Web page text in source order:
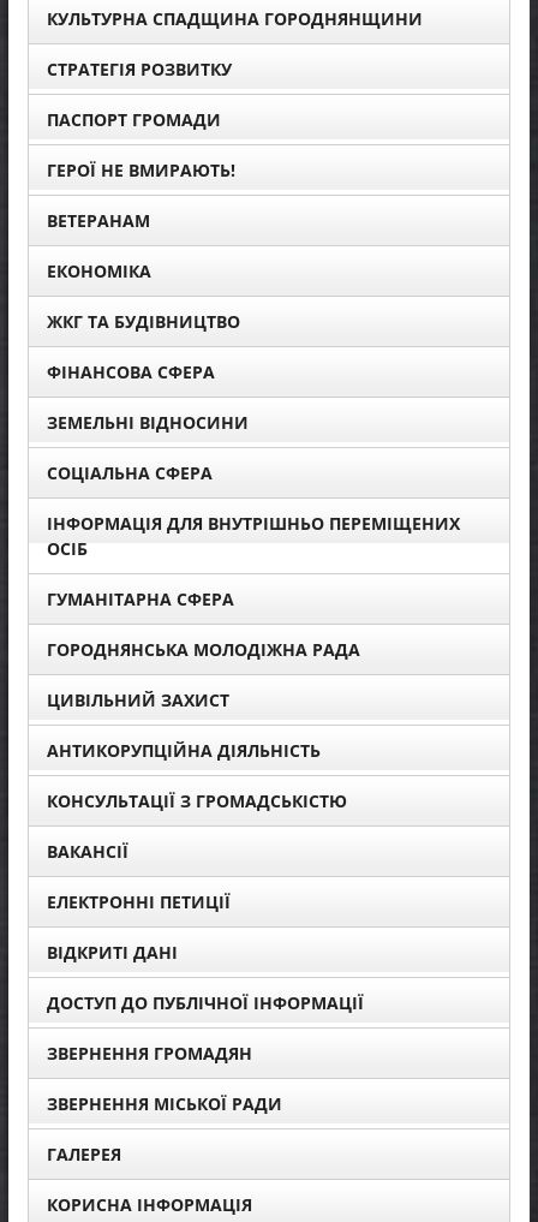
КУЛЬТУРНА СПАДЩИНА ГОРОДНЯНЩИНИ
СТРАТЕГІЯ РОЗВИТКУ
ПАСПОРТ ГРОМАДИ
ГЕРОЇ НЕ ВМИРАЮТЬ!
ВЕТЕРАНАМ
ЕКОНОМІКА
ЖКГ ТА БУДІВНИЦТВО
ФІНАНСОВА СФЕРА
ЗЕМЕЛЬНІ ВІДНОСИНИ
СОЦІАЛЬНА СФЕРА
ІНФОРМАЦІЯ ДЛЯ ВНУТРІШНЬО ПЕРЕМІЩЕНИХ
ОСІБ
ГУМАНІТАРНА СФЕРА
ГОРОДНЯНСЬКА МОЛОДІЖНА РАДА
ЦИВІЛЬНИЙ ЗАХИСТ
АНТИКОРУПЦІЙНА ДІЯЛЬНІСТЬ
КОНСУЛЬТАЦІЇ З ГРОМАДСЬКІСТЮ
ВАКАНСІЇ
ЕЛЕКТРОННІ ПЕТИЦІЇ
ВІДКРИТІ ДАНІ
ДОСТУП ДО ПУБЛІЧНОЇ ІНФОРМАЦІЇ
ЗВЕРНЕННЯ ГРОМАДЯН
ЗВЕРНЕННЯ МІСЬКОЇ РАДИ
ГАЛЕРЕЯ
КОРИСНА ІНФОРМАЦІЯ